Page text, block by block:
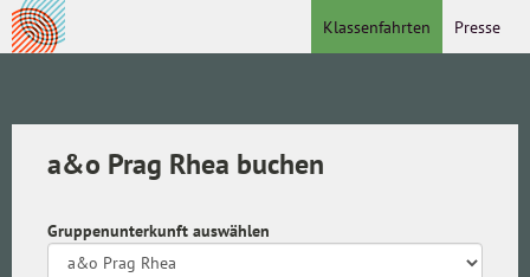
Presse
Klassenfahrten
a&o Prag Rhea buchen
Gruppenunterkunft auswählen